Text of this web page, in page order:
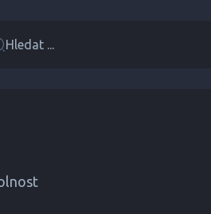
Hledat ...